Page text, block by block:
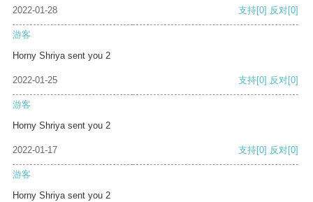
2022-01-28 支持[0] 反对[0]
游客
Horny Shriya sent you 2
2022-01-25 支持[0] 反对[0]
游客
Horny Shriya sent you 2
2022-01-17 支持[0] 反对[0]
游客
Horny Shriya sent you 2